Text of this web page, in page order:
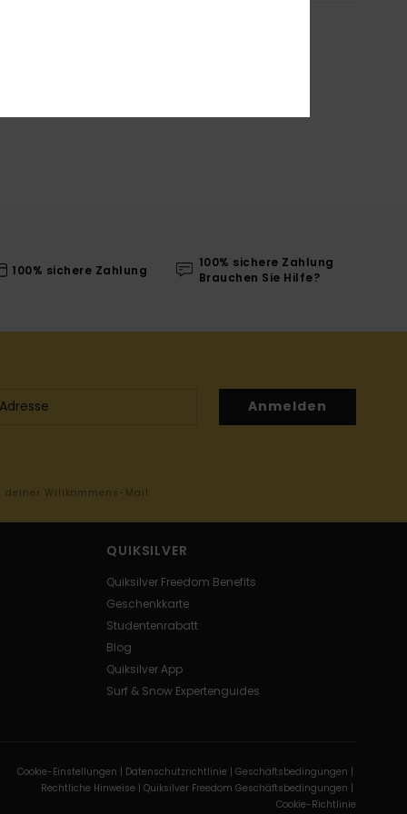
100% sichere Zahlung
100% sichere Zahlung
Brauchen Sie Hilfe?
Anmelden
Willkommens-Mail
QUIKSILVER
Quiksilver Freedom Benefits
Geschenkkarte
Studentenrabatt
Blog
Quiksilver App
Surf & Snow Expertenguides
Cookie-Einstellungen | Datenschutzrichtlinie | Geschäftsbedingungen |
Rechtliche Hinweise | Quiksilver Freedom Geschäftsbedingungen |
Cookie-Richtlinie